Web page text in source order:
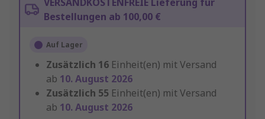
VERSANDKOSTENFREIE Lieferung für
Bestellungen ab 100,00 €
Auf Lager
Zusätzlich 16 Einheit(en) mit Versand
ab 10. August 2026
Zusätzlich 55 Einheit(en) mit Versand
ab 10. August 2026